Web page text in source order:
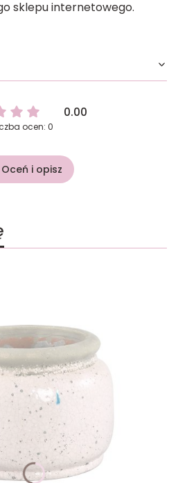
sklepu internetowego.
0.00
ocen: 0
Oceń i opisz